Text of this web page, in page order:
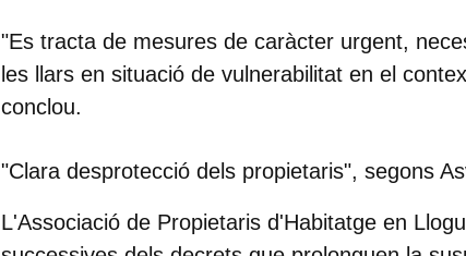
"Es tracta de mesures de caràcter urgent,
les llars en situació de vulnerabilitat en el
conclou.
"Clara desprotecció dels propietaris", segons
L'Associació de Propietaris d'Habitatge en